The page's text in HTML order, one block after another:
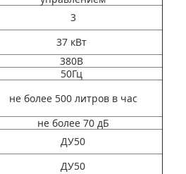
3
37 кВт
380В
50Гц
не более 500 литров в час
не более 70 дБ
ДУ50
ДУ50